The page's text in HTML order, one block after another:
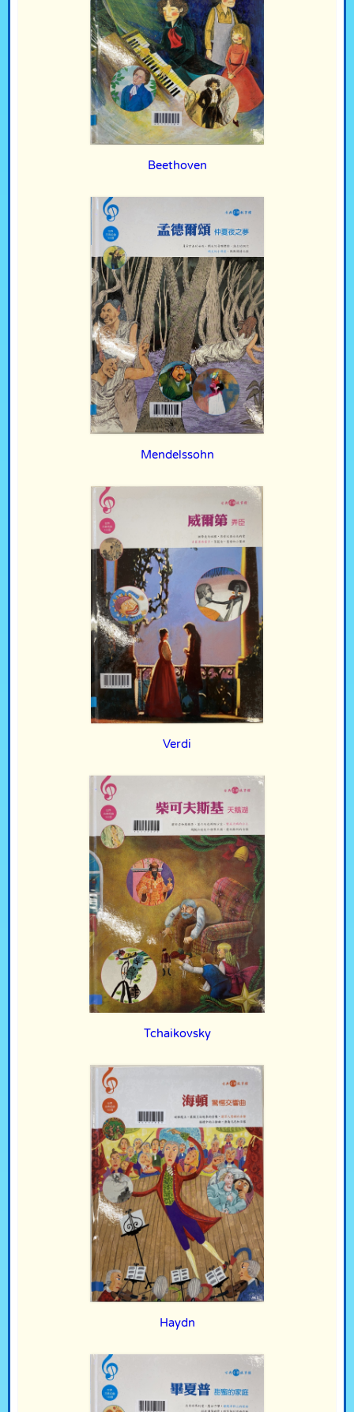
Beethoven
Mendelssohn
Verdi
Tchaikovsky
Haydn